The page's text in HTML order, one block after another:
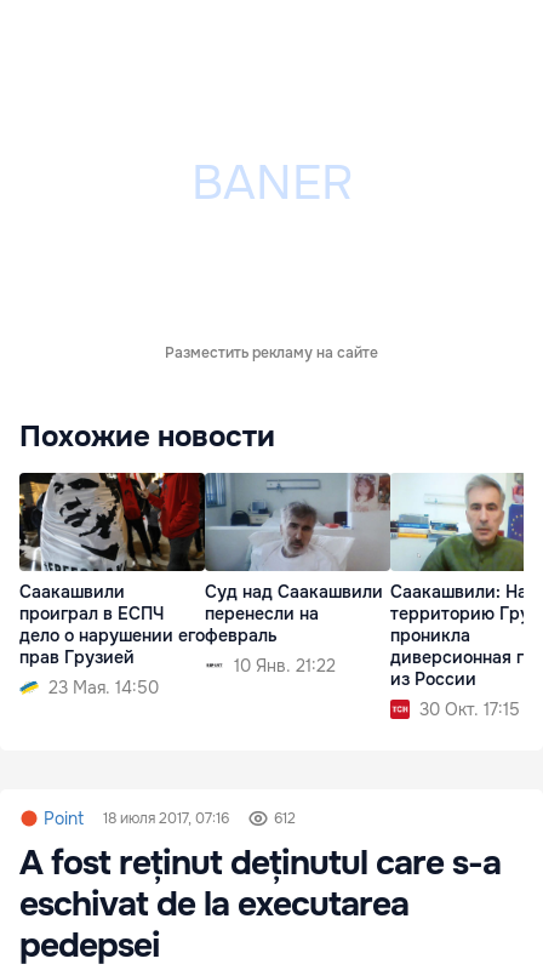
Разместить рекламу на сайте
Похожие новости
Саакашвили
проиграл в ЕСПЧ
дело о нарушении его
прав Грузией
23 Мая. 14:50
Суд над Саакашвили
перенесли на
февраль
10 Янв. 21:22
Саакашвили: На
территорию
проникла
диверсионная
из России
30 Окт. 17:15
Point 18 июля 2017, 07:16 612
A fost reținut deținutul care s-a
eschivat de la executarea
pedepsei